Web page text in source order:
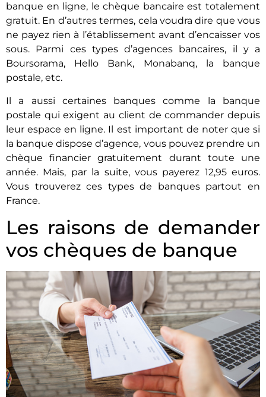
banque en ligne, le chèque bancaire est totalement
gratuit. En d’autres termes, cela voudra dire que vous
ne payez rien à l’établissement avant d’encaisser vos
sous. Parmi ces types d’agences bancaires, il y a
Boursorama, Hello Bank, Monabanq, la banque
postale, etc.
Il a aussi certaines banques comme la banque
postale qui exigent au client de commander depuis
leur espace en ligne. Il est important de noter que si
la banque dispose d’agence, vous pouvez prendre un
chèque financier gratuitement durant toute une
année. Mais, par la suite, vous payerez 12,95 euros.
Vous trouverez ces types de banques partout en
France.
Les raisons de demander
vos chèques de banque